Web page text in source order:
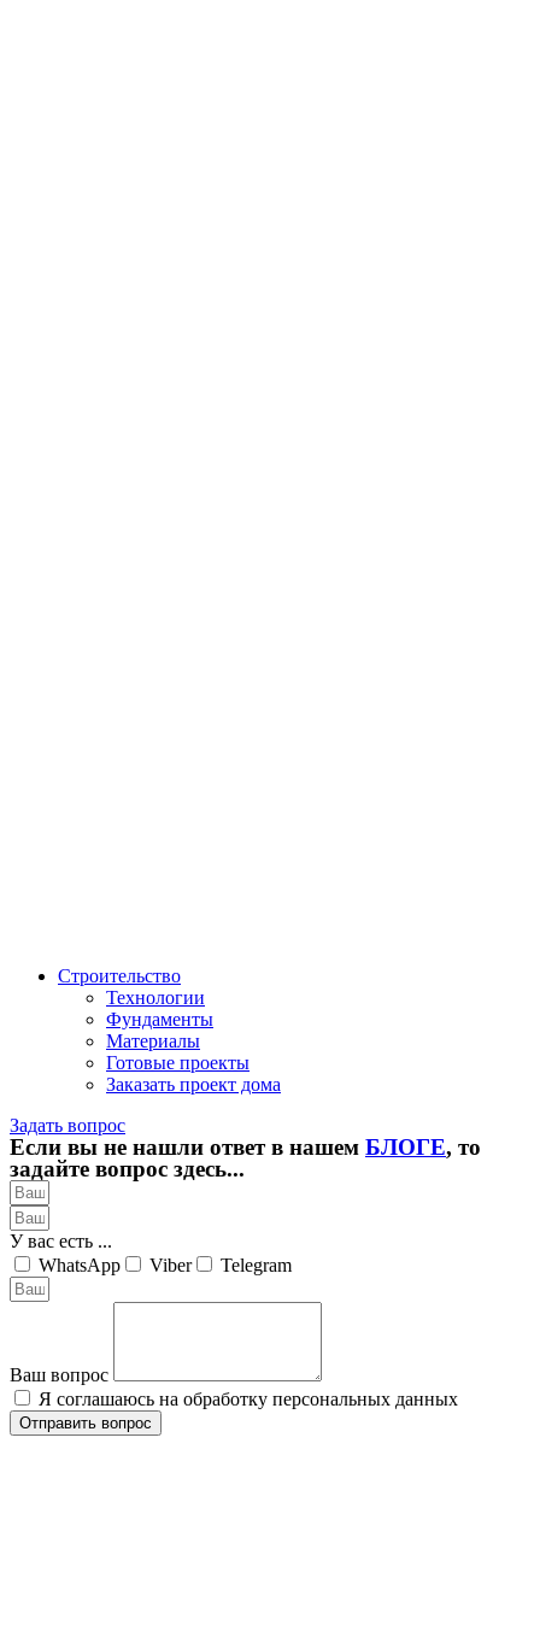
Строительство
Технологии
Фундаменты
Материалы
Готовые проекты
Заказать проект дома
Задать вопрос
Если вы не нашли ответ в нашем БЛОГЕ, то
задайте вопрос здесь...
У вас есть ...
WhatsApp
Viber Telegram
Ваш вопрос
Я соглашаюсь на обработку персональных данных
Отправить вопрос